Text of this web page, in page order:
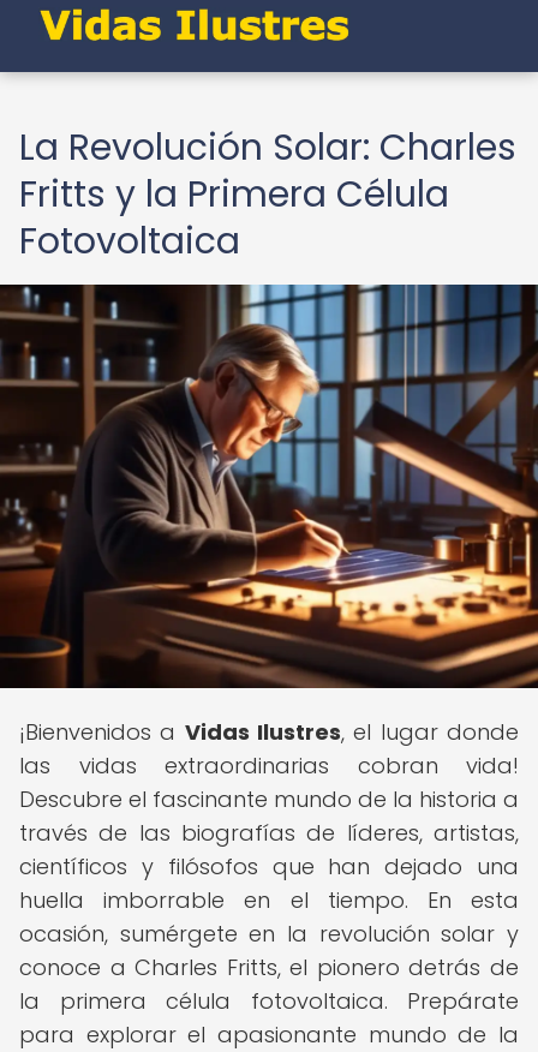
La Revolución Solar: Charles
Fritts y la Primera Célula
Fotovoltaica
¡Bienvenidos a Vidas Ilustres, el lugar donde
las vidas extraordinarias cobran vida!
Descubre el fascinante mundo de la historia a
través de las biografías de líderes, artistas,
científicos y filósofos que han dejado una
huella imborrable en el tiempo. En esta
ocasión, sumérgete en la revolución solar y
conoce a Charles Fritts, el pionero detrás de
la primera célula fotovoltaica. Prepárate
para explorar el apasionante mundo de la